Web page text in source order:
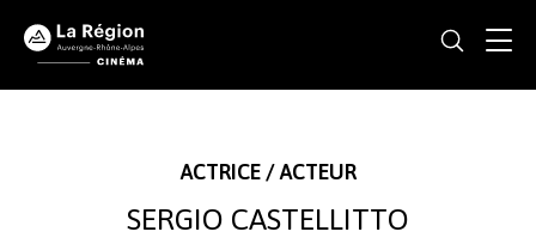
ACTRICE / ACTEUR
SERGIO CASTELLITTO